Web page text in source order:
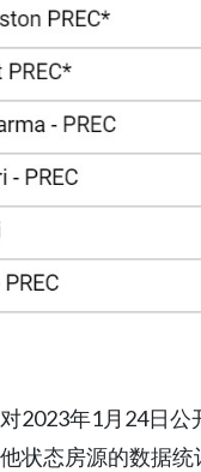
2023年1月24日公
状态房源的数据